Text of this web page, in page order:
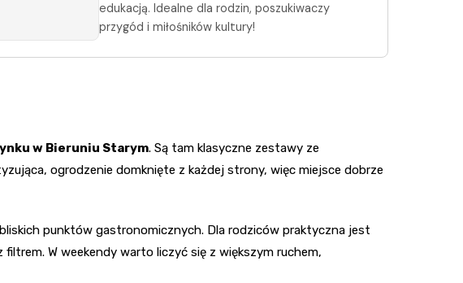
edukacją. Idealne dla rodzin, poszukiwaczy
przygód i miłośników kultury!
w Bieruniu Starym. Są tam klasyczne zestawy ze
ogrodzenie domknięte z każdej strony, więc miejsce dobrze
punktów gastronomicznych. Dla rodziców praktyczna jest
W weekendy warto liczyć się z większym ruchem,